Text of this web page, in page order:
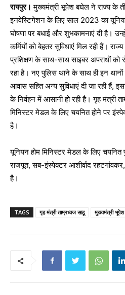
रायपुर। मुख्यमंत्री भूपेश बघेल ने राज्य के
इनवेस्टिगेशन के लिए साल 2023 का
घोषणा पर बधाई और शुभकामनाएं दी है।
कर्मियों को बेहतर सुविधाएं मिल रही हैं।
प्रशिक्षण के साथ-साथ साइबर अपराधों को
रहा है। नए पुलिस थाने के साथ ही इन थानों
आवास सहित अन्य सुविधाएं दी जा रही हैं,
के निर्वहन में आसानी हो रही है। गृह मंत्री
मिनिस्टर मेडल के लिए चयनित होने पर
है।
यूनियन होम मिनिस्टर मेडल के लिए चयनित
राजपूत, सब-इंस्पेक्टर आशीर्वाद
है।
TAGS गृह मंत्री ताम्रध्वज साहू मुख्यमंत्री